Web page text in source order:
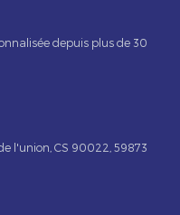
depuis plus de 30
l'union, CS 90022, 59873